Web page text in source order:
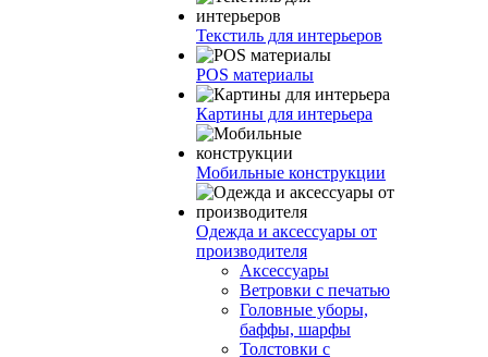
Текстиль для интерьеров
POS материалы
Картины для интерьера
Мобильные конструкции
Одежда и аксессуары от
производителя
Аксессуары
Ветровки с печатью
Головные уборы,
баффы, шарфы
Толстовки с